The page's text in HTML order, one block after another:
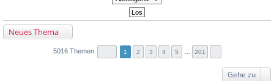
Neues Thema
5016 Themen 1 2 3 4 5 201
Gehe zu